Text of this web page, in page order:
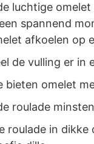
luchtige
spannend
afkoelen op
de vulling er in
bieten omelet
roulade
roulade in